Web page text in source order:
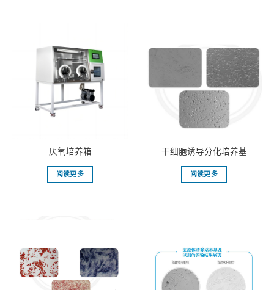
厌氧培养箱
阅读更多
干细胞诱导分化培养基
阅读更多